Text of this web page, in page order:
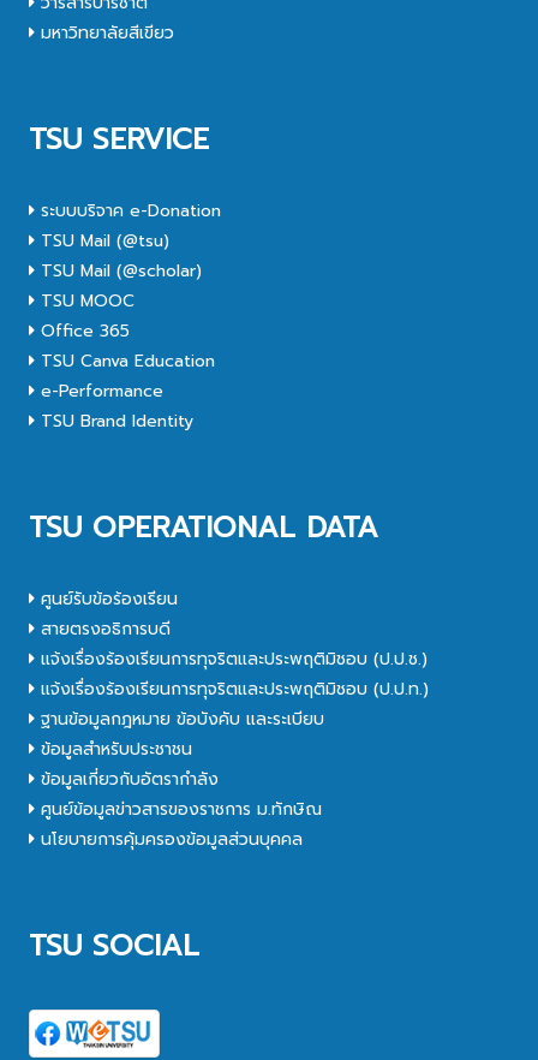
มหาวิทยาลัยสีเขียว
TSU SERVICE
ระบบบริจาค e-Donation
TSU Mail (@tsu)
TSU Mail (@scholar)
TSU MOOC
Office 365
TSU Canva Education
e-Performance
TSU Brand Identity
TSU OPERATIONAL DATA
ศูนย์รับข้อร้องเรียน
สายตรงอธิการบดี
แจ้งเรื่องร้องเรียนการทุจริตและประพฤติมิชอบ (ป.ป.ช.)
แจ้งเรื่องร้องเรียนการทุจริตและประพฤติมิชอบ (ป.ป.ท.)
ฐานข้อมูลกฎหมาย ข้อบังคับ และระเบียบ
ข้อมูลสำหรับประชาชน
ข้อมูลเกี่ยวกับอัตรากำลัง
ศูนย์ข้อมูลข่าวสารของราชการ ม.ทักษิณ
นโยบายการคุ้มครองข้อมูลส่วนบุคคล
TSU SOCIAL